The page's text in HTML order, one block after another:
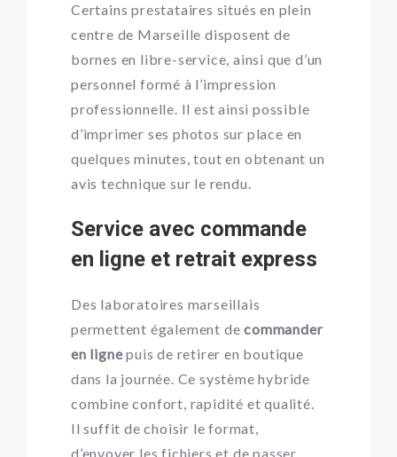
Certains prestataires situés en plein
centre de Marseille disposent de
bornes en libre-service, ainsi que d’un
personnel formé à l’impression
professionnelle. Il est ainsi possible
d’imprimer ses photos sur place en
quelques minutes, tout en obtenant un
avis technique sur le rendu.
Service avec commande
en ligne et retrait express
Des laboratoires marseillais
permettent également decommander
en lignepuis de retirer en boutique
dans la journée. Ce système hybride
combine confort, rapidité et qualité.
Il suffit de choisir le format,
d’envoyer les fichiers et de passer